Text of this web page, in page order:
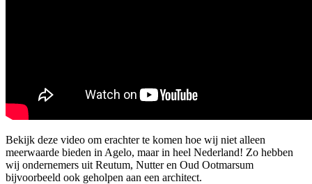
Bekijk deze video om erachter te komen hoe wij niet alleen
meerwaarde bieden in Agelo, maar in heel Nederland! Zo hebben
wij ondernemers uit Reutum, Nutter en Oud Ootmarsum
bijvoorbeeld ook geholpen aan een architect.